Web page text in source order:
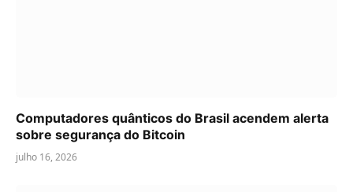
Computadores quânticos do Brasil acendem alerta
sobre segurança do Bitcoin
julho 16, 2026